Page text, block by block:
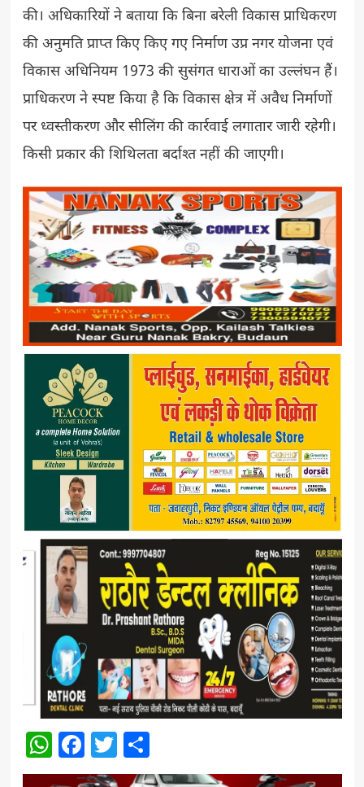
की। अधिकारियों ने बताया कि बिना बरेली विकास प्राधिकरण
की अनुमति प्राप्त किए किए गए निर्माण उप्र नगर योजना एवं
विकास अधिनियम 1973 की सुसंगत धाराओं का उल्लंघन हैं।
प्राधिकरण ने स्पष्ट किया है कि विकास क्षेत्र में अवैध निर्माणों
पर ध्वस्तीकरण और सीलिंग की कार्रवाई लगातार जारी रहेगी।
किसी प्रकार की शिथिलता बर्दाश्त नहीं की जाएगी।
WhatsApp
Facebook
Twitter
Share